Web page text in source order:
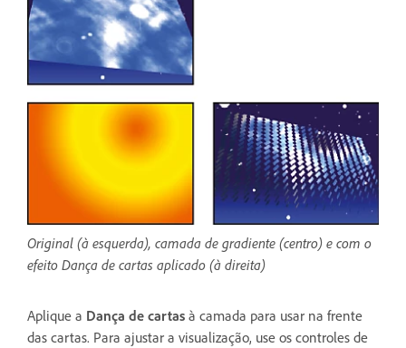
Original (à esquerda), camada de gradiente (centro) e com o
efeito Dança de cartas aplicado (à direita)
Aplique a Dança de cartas à camada para usar na frente
das cartas. Para ajustar a visualização, use os controles de